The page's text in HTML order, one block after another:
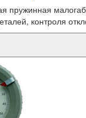
пружинная
контроля